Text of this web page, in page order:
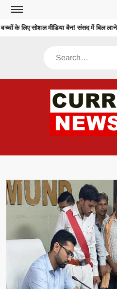
Skip
content
के लिए सोशल मीडिया बैन! संसद में बिल लाने
Search